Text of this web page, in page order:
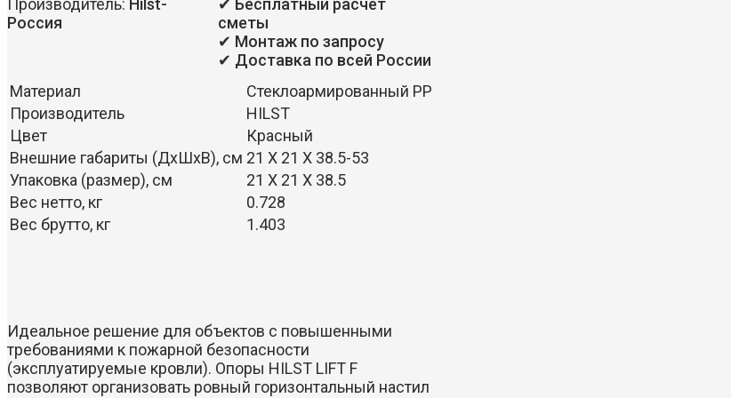
Производитель: Hilst-
Россия
✔ Бесплатный расчет
сметы
✔ Монтаж по запросу
✔ Доставка по всей России
Материал
Стеклоармированный PP
Производитель
HILST
Цвет
Красный
Внешние габариты (ДхШхВ), см 21 Х 21 Х 38.5-53
Упаковка (размер), см
21 Х 21 Х 38.5
Вес нетто, кг
0.728
Вес брутто, кг
1.403
Идеальное решение для объектов с повышенными
требованиями к пожарной безопасности
(эксплуатируемые кровли). Опоры HILST LIFT F
позволяют организовать ровный горизонтальный настил